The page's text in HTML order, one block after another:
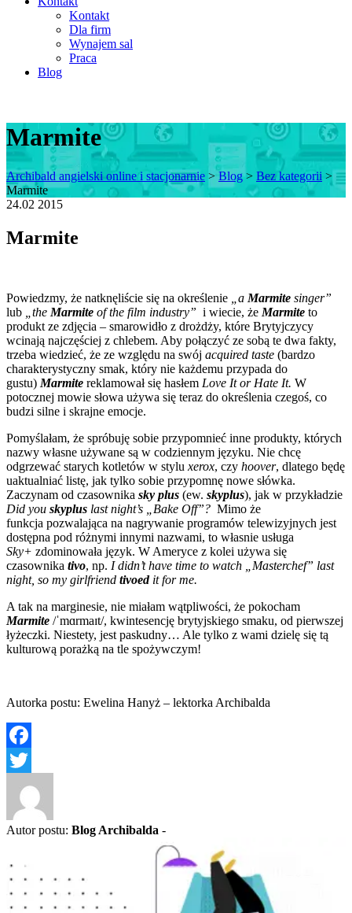
Kontakt
Dla firm
Wynajem sal
Praca
Blog
Marmite
Archibald angielski online i stacjonarnie >Blog> Bez kategorii >
Marmite
24.02 2015
Marmite
Powiedzmy, że natknęliście się na określenie „a Marmite singer”
lub
„the Marmite of the film industry” i wiecie, że Marmite to
produkt ze zdjęcia – smarowidło z drożdży, które Brytyjczycy
wcinają najczęściej z chlebem. Aby połączyć ze sobą te dwa fakty,
trzeba wiedzieć, że ze względu na swój acquired taste (bardzo
charakterystyczny smak, który nie każdemu przypada do
gustu) Marmite reklamował się hasłem Love It or Hate It. W
potocznej mowie słowa używa się teraz do określenia czegoś, co
budzi silne i skrajne emocje.
Pomyślałam, że spróbuję sobie przypomnieć inne produkty, których
nazwy własne używane są w codziennym języku. Nie chcę
odgrzewać starych kotletów w stylu xerox, czy hoover, dlatego będę
uaktualniać listę, jak tylko sobie przypomnę nowe słówka.
Zaczynam od czasownika sky plus (ew. skyplus), jak w przykładzie
Did you skyplus last night’s „Bake Off”? Mimo że
funkcja pozwalająca na nagrywanie programów telewizyjnych jest
dostępna pod różnymi innymi nazwami, to własnie usługa
Sky+ zdominowała język. W Ameryce z kolei używa się
czasownika tivo, np. I didn’t have time to watch „Masterchef” last
night, so my girlfriend tivoedit for me.
A tak na marginesie, nie miałam wątpliwości, że pokocham
Marmite /ˈmɑrmaɪt/, kwintesencję brytyjskiego smaku, od pierwszej
łyżeczki. Niestety, jest paskudny… Ale tylko z wami dzielę się tą
kulturową porażką na tle spożywczym!
Autorka postu: Ewelina Hanyż – lektorka Archibalda
Facebook
Twitter
Autor postu: Blog Archibalda -